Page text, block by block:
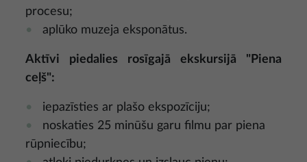
procesu;
aplūko muzeja eksponātus.
Aktīvi piedalies rosīgajā ekskursijā "Piena
ceļš":
iepazīsties ar plašo ekspozīciju;
noskaties 25 minūšu garu filmu par piena
rūpniecību;